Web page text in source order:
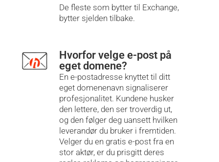
De fleste som bytter til Exchange,
bytter sjelden tilbake.
Hvorfor velge e-post på
eget domene?
En e-postadresse knyttet til ditt
eget domenenavn signaliserer
profesjonalitet. Kundene husker
den lettere, den ser troverdig ut,
og den følger deg uansett hvilken
leverandør du bruker i fremtiden.
Velger du en gratis e-post fra en
stor aktør, er du prisgitt deres